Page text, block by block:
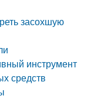
засохшую
инструмент
средств